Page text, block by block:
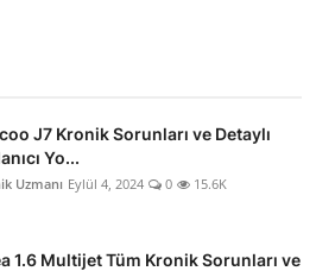
J7 Kronik Sorunları ve Detaylı
Yo...
Uzmanı Eylül 4, 2024 0 15.6K
1.6 Multijet Tüm Kronik Sorunları ve